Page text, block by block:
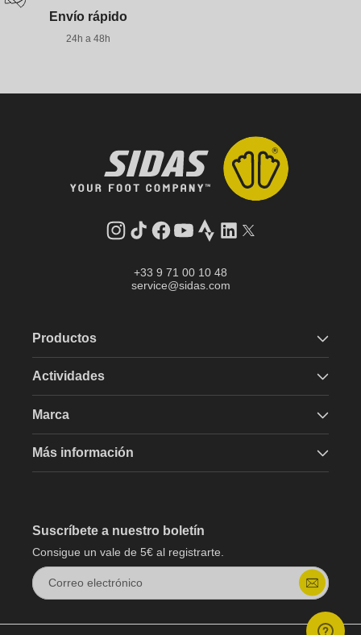
Envío rápido
24h a 48h
Instagram
tiktokfacebookyoutubeStravaLinkedInGorjeo
+33 9 71 00 10 48
service@sidas.com
Productos
Actividades
Marca
Más información
Suscríbete a nuestro boletín
Consigue un vale de 5€ al registrarte.
Correo electrónico